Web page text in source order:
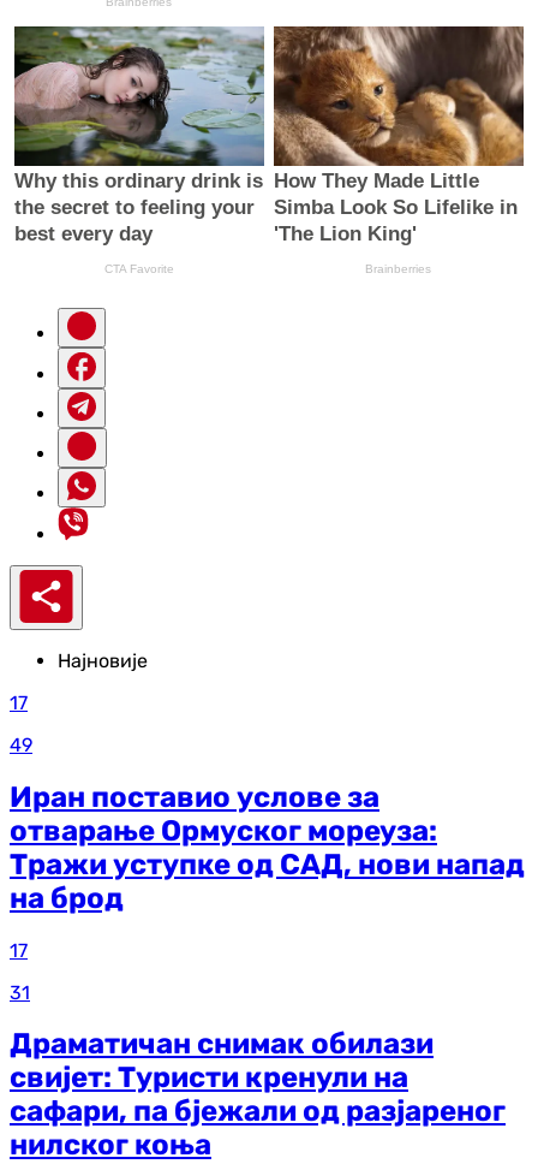
Најновије
17
49
Иран поставио услове за
отварање Ормуског мореуза:
Тражи уступке од САД, нови напад
на брод
17
31
Драматичан снимак обилази
свијет: Туристи кренули на
сафари, па бјежали од разјареног
нилског коња